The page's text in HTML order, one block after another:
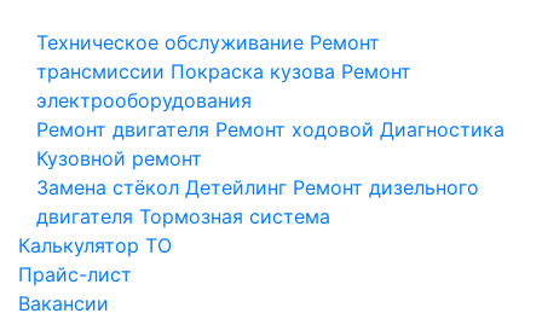
Техническое обслуживание Ремонт
трансмиссии Покраска кузова Ремонт
электрооборудования
Ремонт двигателя Ремонт ходовой Диагностика
Кузовной ремонт
Замена стёкол Детейлинг Ремонт дизельного
двигателя Тормозная система
Калькулятор ТО
Прайс-лист
Вакансии